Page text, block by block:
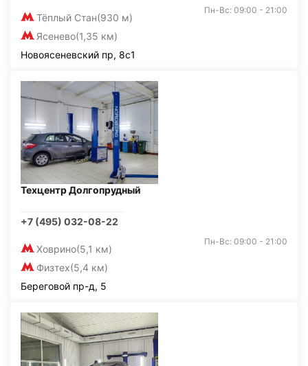
Тёплый Стан(930 м)
Ясенево(1,35 км)
Пн-Вс: 09:00 - 21:00
Новоясеневский пр, 8с1
Техцентр Долгопрудный
+7 (495) 032-08-22
Ховрино(5,1 км)
Физтех(5,4 км)
Пн-Вс: 09:00 - 21:00
Береговой пр-д, 5